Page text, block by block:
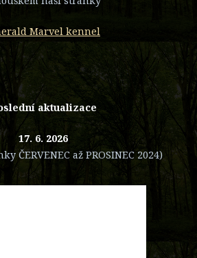
Marvel kennel
aktualizace
17. 6. 2026
ČERVENEC až PROSINEC 2024)